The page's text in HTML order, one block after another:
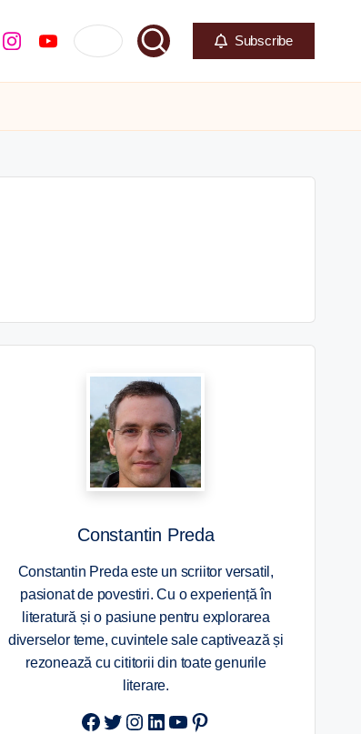
Subscribe
Constantin Preda
Constantin Preda este un scriitor versatil,
pasionat de povestiri. Cu o experiență în
literatură și o pasiune pentru explorarea
diverselor teme, cuvintele sale captivează și
rezonează cu cititorii din toate genurile
literare.
Twitter
Instagram
LinkedIn
YouTube
Pinterest